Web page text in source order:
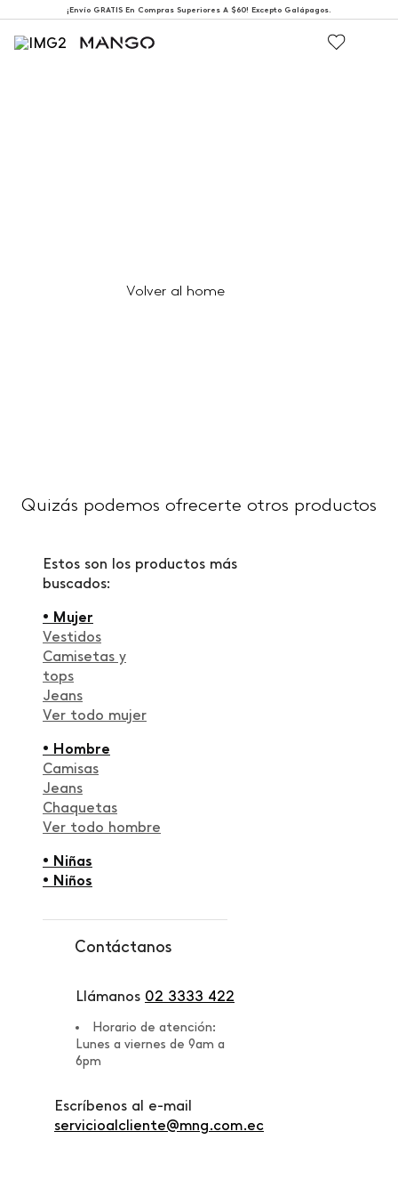
¡Envío GRATIS En Compras Superiores A $60! Excepto Galápagos.
Volver al home
Quizás podemos ofrecerte otros productos
Estos son los productos más
buscados:
• Mujer
Vestidos
Camisetas y
tops
Jeans
Ver todo mujer
• Hombre
Camisas
Jeans
Chaquetas
Ver todo hombre
• Niñas
• Niños
Contáctanos
Llámanos 02 3333 422
Horario de atención:
Lunes a viernes de 9am a
6pm
Escríbenos al e-mail
servicioalcliente@mng.com.ec